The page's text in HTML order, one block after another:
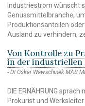
Industriestrom wünscht
Genussmittelbranche,
Produktionsanteilen
Ausland zu verhindern,
Von Kontrolle zu
in der
DI Oskar Wawschinek MAS
DIE ERNÄHRUNG
Prokurist und